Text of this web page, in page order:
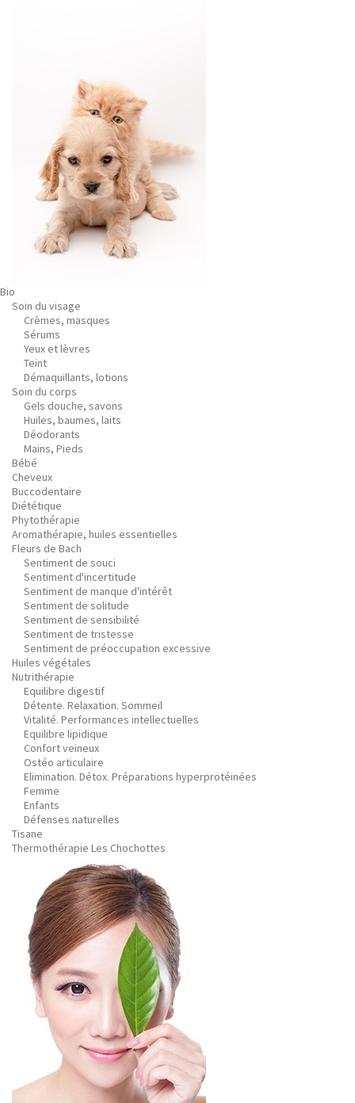
Bio
Soin du visage
Crèmes, masques
Sérums
Yeux et lèvres
Teint
Démaquillants, lotions
Soin du corps
Gels douche, savons
Huiles, baumes, laits
Déodorants
Mains, Pieds
Bébé
Cheveux
Buccodentaire
Diététique
Phytothérapie
Aromathérapie, huiles essentielles
Fleurs de Bach
Sentiment de souci
Sentiment d'incertitude
Sentiment de manque d'intérêt
Sentiment de solitude
Sentiment de sensibilité
Sentiment de tristesse
Sentiment de préoccupation excessive
Huiles végétales
Nutrithérapie
Equilibre digestif
Détente. Relaxation. Sommeil
Vitalité. Performances intellectuelles
Equilibre lipidique
Confort veineux
Ostéo articulaire
Elimination. Détox. Préparations hyperprotéinées
Femme
Enfants
Défenses naturelles
Tisane
Thermothérapie Les Chochottes